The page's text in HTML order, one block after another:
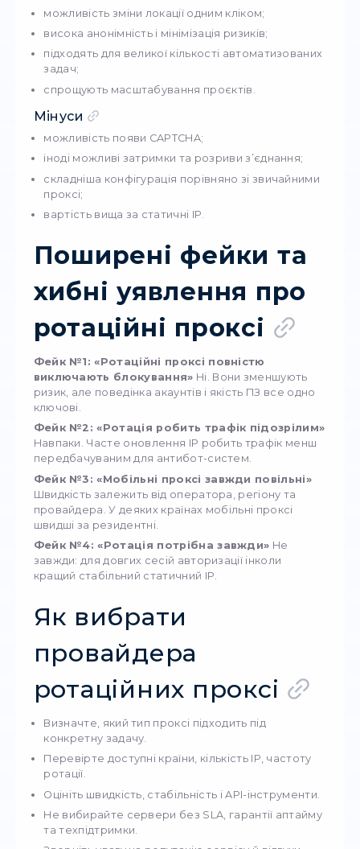
Чи потрібні тобі анонімні проксі
для бізнесу, або просто
, — у нас є все.
Звичайні
Мобільні проксі
Застосування
ротаційних проксі
задачами
Резидентні:
аналіз поведінки користувачів на сайтах;
автоматизація реклами та керування
рекламними кабінетами;
перевірка персоналізованої видачі (POI,
SERP).
Датацентрові:
масовий парсинг;
перевірка функціоналу сайтів, стрес-
навчання ML-моделей на великих обсягах
Мобільні:
емуляція живого трафіку;
фільтрами;
просування у соцмережах, тестування
Плюси, мінуси та
альтернативи
Плюси ротаційних проксі
ефективний захист від блокувань і банів;
можливість зміни локації одним кліком;